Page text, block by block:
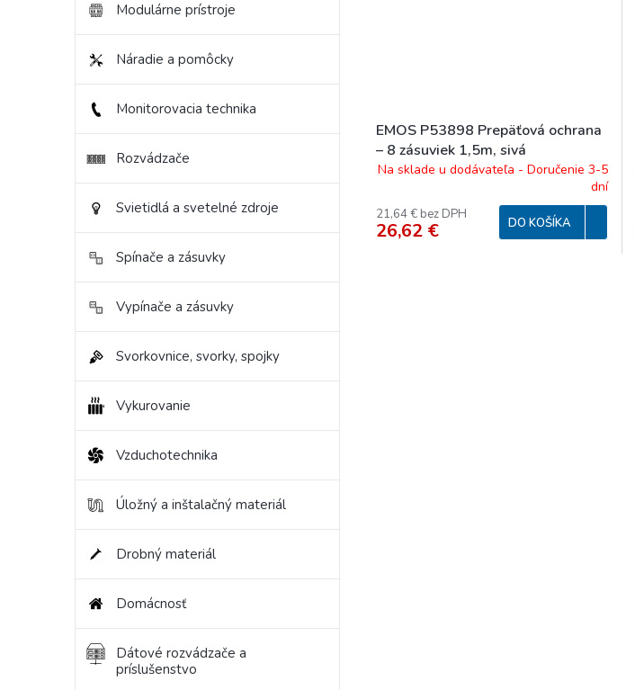
Modulárne prístroje
Náradie a pomôcky
Monitorovacia technika
Rozvádzače
Svietidlá a svetelné zdroje
Spínače a zásuvky
Vypínače a zásuvky
Svorkovnice, svorky, spojky
Vykurovanie
Vzduchotechnika
Úložný a inštalačný materiál
Drobný materiál
Domácnosť
Dátové rozvádzače a
príslušenstvo
EMOS P53898 Prepäťová ochrana
– 8 zásuviek 1,5m, sivá
Na sklade u dodávateľa - Doručenie 3-5
dní
21,64 € bez DPH
26,62 € DO KOŠÍKA